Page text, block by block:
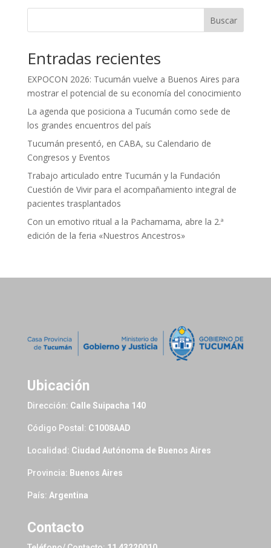
Buscar
Entradas recientes
EXPOCON 2026: Tucumán vuelve a Buenos Aires para
mostrar el potencial de su economía del conocimiento
La agenda que posiciona a Tucumán como sede de
los grandes encuentros del país
Tucumán presentó, en CABA, su Calendario de
Congresos y Eventos
Trabajo articulado entre Tucumán y la Fundación
Cuestión de Vivir para el acompañamiento integral de
pacientes trasplantados
Con un emotivo ritual a la Pachamama, abre la 2.ª
edición de la feria «Nuestros Ancestros»
Ubicación
Dirección: Calle Suipacha 140
Código Postal: C1008AAD
Localidad: Ciudad Autónoma de Buenos Aires
Provincia: Buenos Aires
País: Argentina
Contacto